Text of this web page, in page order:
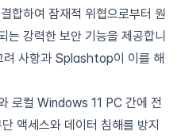
하여 잠재적 위협으로부터 원
는 강력한 보안 기능을 제공합니
려 사항과 Splashtop이 이를 해
로컬 Windows 11 PC 간에 전
액세스와 데이터 침해를 방지